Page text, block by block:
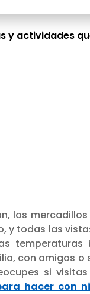
y actividades
los
y todas las
con amigos o
si visitas
hacer con